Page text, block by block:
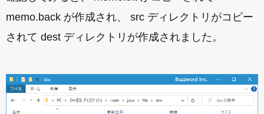
memo.back が作成され、 src ディレクトリがコピー
されて dest ディレクトリが作成されました。